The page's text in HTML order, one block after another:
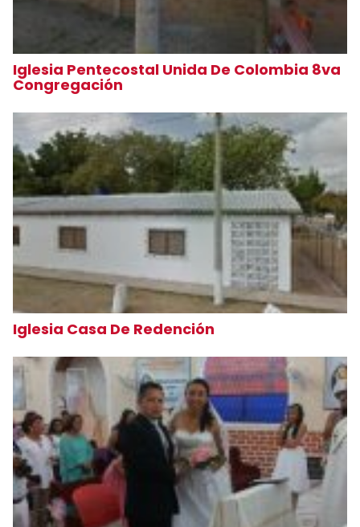
Iglesia Pentecostal Unida De Colombia 8va
Congregación
Iglesia Casa De Redención